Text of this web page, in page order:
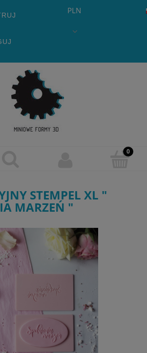
PLN
STEMPEL XL "
MARZEŃ "